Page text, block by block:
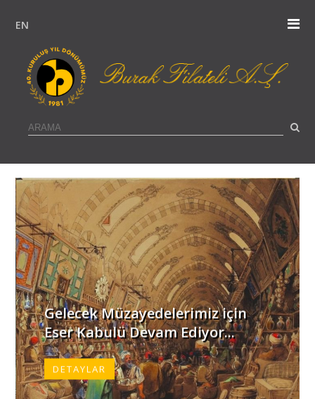
EN
Gelecek Müzayedelerimiz için
Eser Kabulü Devam Ediyor...
DETAYLAR